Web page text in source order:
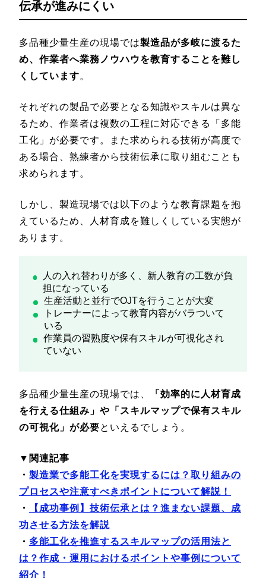
伝承が進みにくい
多品種少量生産の現場では製造品が多岐に渡るた
め、作業者へ業務ノウハウを教育することを難し
くしています。
それぞれの製品で必要となる知識やスキルは異な
るため、作業者は複数の工程に対応できる「多能
工化」が必要です。また求められる技術が高度で
ある場合、熟練者から技術伝承に取り組むことも
求められます。
しかし、製造現場では以下のような教育課題を抱
えているため、人材育成を難しくしている実態が
あります。
人の入れ替わりが多く、新人教育の工数が負
担になっている
生産活動と並行でOJTを行うことが大変
トレーナーによって教育内容がバラついて
いる
作業員の習熟度や保有スキルが可視化され
ていない
多品種少量生産の現場では、
「効率的に人材育成
を行える仕組み」や「スキルマップで保有スキル
の可視化」が必要といえるでしょう。
▼関連記事
・ 製造業で多能工化を実現するには？取り組みの
プロセスや注意すべきポイントについて解説！
・
【成功事例】技術伝承とは？進まない課題、成
功させる方法を解説
・ 多能工化を推進するスキルマップの活用法と
は？作成・運用におけるポイントや事例について
紹介！